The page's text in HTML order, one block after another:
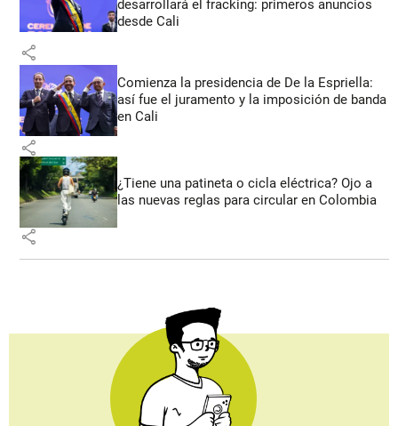
desarrollará el fracking: primeros anuncios
desde Cali
share
Comienza la presidencia de De la Espriella:
así fue el juramento y la imposición de banda
en Cali
share
¿Tiene una patineta o cicla eléctrica? Ojo a
las nuevas reglas para circular en Colombia
share